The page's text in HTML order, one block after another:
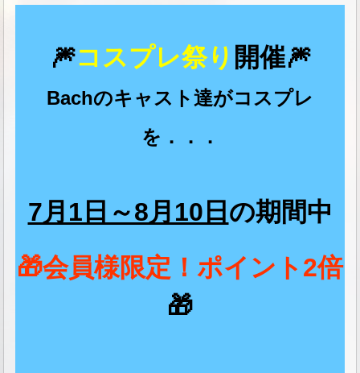
🎆コスプレ祭り 開催🎆
Bachのキャスト達がコスプレ
を．．．
7月1日～8月10日 の期間中
🎁会員様限定！ポイント2倍
🎁